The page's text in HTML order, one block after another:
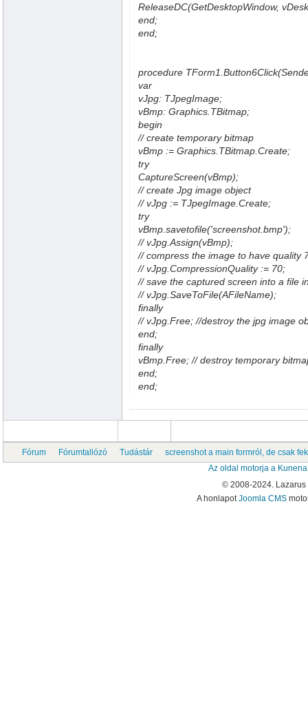
ReleaseDC(GetDesktopWindow,
end;
end;
procedure
var
vJpg: TJpegImage;
vBmp: Graphics.TBitmap;
begin
// create temporary bitmap
vBmp := Graphics.TBitmap.Create;
try
CaptureScreen(vBmp);
// create Jpg image object
// vJpg := TJpegImage.Create;
try
vBmp.savetofile('screenshot.bmp');
// vJpg.Assign(vBmp);
// compress the image to have quality
// vJpg.CompressionQuality := 70;
// save the captured screen into a file
// vJpg.SaveToFile(AFileName);
finally
// vJpg.Free; //destroy the jpg image
end;
finally
vBmp.Free; // destroy temporary
end;
end;
Fórum Fórumtallózó Tudástár
screenshot a main formról, de csak
Az oldal motorja a
© 2008-2024.
A honlapotJoomla CMS